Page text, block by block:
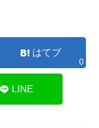
はてブ
0
LINE